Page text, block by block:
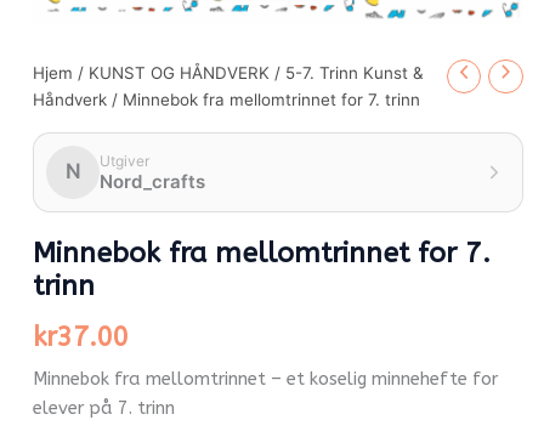
Hjem / KUNST OG HÅNDVERK / 5-7. Trinn Kunst &
Håndverk / Minnebok fra mellomtrinnet for 7. trinn
N Utgiver
Nord_crafts
Minnebok fra mellomtrinnet for 7.
trinn
kr37.00
Minnebok fra mellomtrinnet – et koselig minnehefte for
elever på 7. trinn